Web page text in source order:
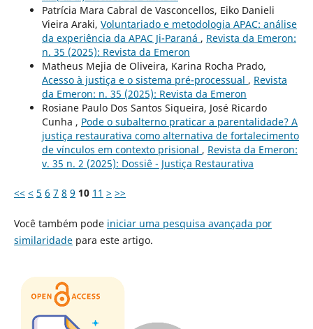
Patrícia Mara Cabral de Vasconcellos, Eiko Danieli
Vieira Araki, Voluntariado e metodologia APAC: análise
da experiência da APAC Ji-Paraná , Revista da Emeron:
n. 35 (2025): Revista da Emeron
Matheus Mejia de Oliveira, Karina Rocha Prado,
Acesso à justiça e o sistema pré-processual , Revista
da Emeron: n. 35 (2025): Revista da Emeron
Rosiane Paulo Dos Santos Siqueira, José Ricardo
Cunha , Pode o subalterno praticar a parentalidade? A
justiça restaurativa como alternativa de fortalecimento
de vínculos em contexto prisional , Revista da Emeron:
v. 35 n. 2 (2025): Dossiê - Justiça Restaurativa
<< < 5 6 7 8 9 10 11 > >>
Você também pode iniciar uma pesquisa avançada por
similaridadepara este artigo.